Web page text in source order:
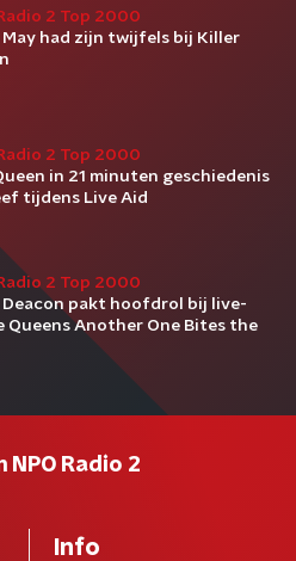
2 Top 2000
May had zijn twijfels bij Killer
2 Top 2000
in 21 minuten geschiedenis
tijdens Live Aid
2 Top 2000
pakt hoofdrol bij live-
Queens Another One Bites the
NPO Radio 2
Info